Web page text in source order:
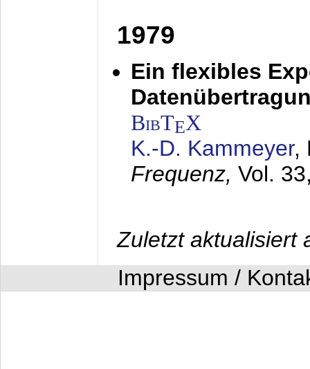
1979
Ein flexibles
BibTEX
K.-D. Kammeyer,
Frequenz, Vol.
Zuletzt aktualisiert
Impressum /